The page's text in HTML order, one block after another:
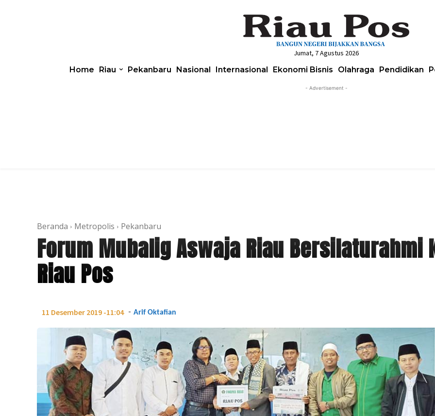
Jumat, 7 Agustus 2026
Home Riau Pekanbaru Nasional Internasional Ekonomi Bisnis Olahraga Pendidikan
- Advertisement -
Beranda Metropolis Pekanbaru
Forum Mubalig Aswaja Riau Bersilaturahmi
Riau Pos
11 Desember 2019 -11:04 - Arif Oktafian